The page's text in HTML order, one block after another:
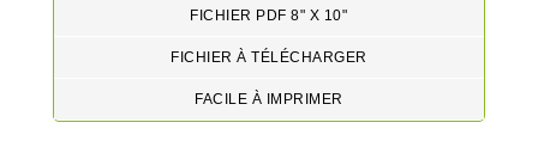
FICHIER PDF 8" X 10"
FICHIER À TÉLÉCHARGER
FACILE À IMPRIMER